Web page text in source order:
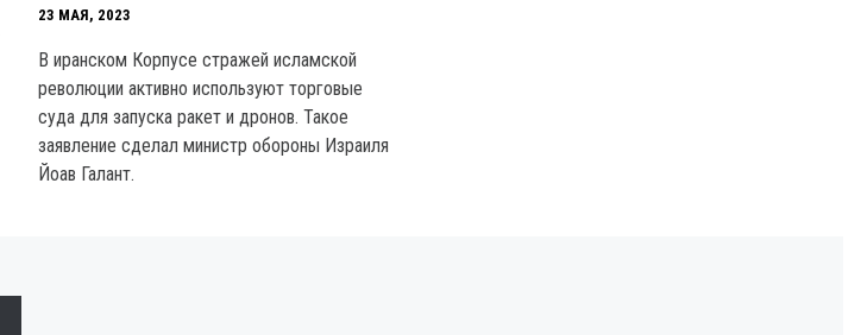
23 МАЯ, 2023
В иранском Корпусе стражей исламской
революции активно используют торговые
суда для запуска ракет и дронов. Такое
заявление сделал министр обороны Израиля
Йоав Галант.